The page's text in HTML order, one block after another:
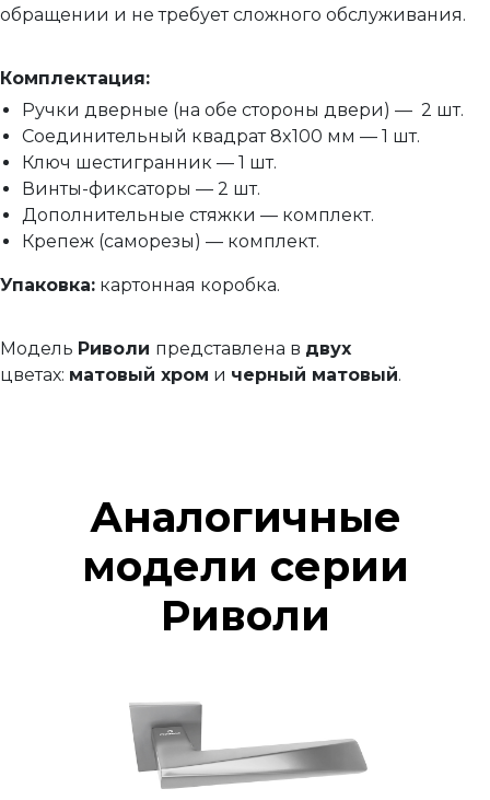
Механизмы для раздвижных и складных дверей
обращении и не требует сложного обслуживания.
Комплектация:
Ручки дверные (на обе стороны двери) — 2 шт.
Соединительный квадрат 8x100 мм — 1 шт.
Ключ шестигранник — 1 шт.
Винты-фиксаторы — 2 шт.
Дополнительные стяжки — комплект.
Крепеж (саморезы) — комплект.
Упаковка: картонная коробка.
Модель Риволи представлена в двух
цветах: матовый хром и черный матовый.
Аналогичные
модели серии
Риволи